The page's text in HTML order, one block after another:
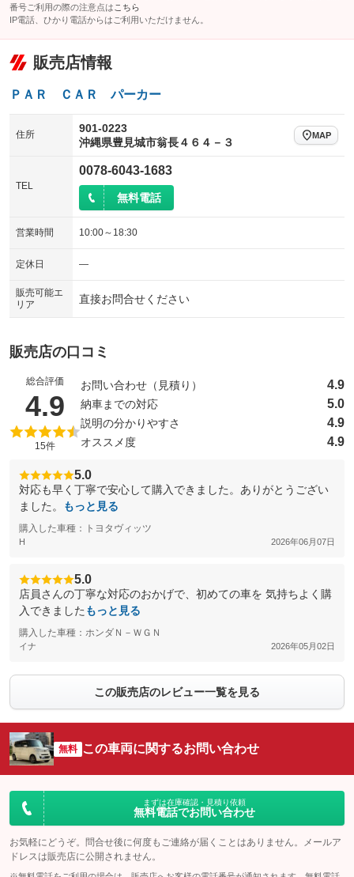
番号ご利用の際の注意点は こちら
IP電話、ひかり電話からはご利用いただけません。
販売店情報
ＰＡＲ ＣＡＲ パーカー
住所
901-0223
沖縄県豊見城市翁長４６４－３
MAP
TEL
0078-6043-1683
無料電話
営業時間 10:00～18:30
定休日 ―
販売可能エ
リア
直接お問合せください
販売店の口コミ
総合評価
4.9 （5点満点中）
15件
お問い合わせ（見積り） 4.9
納車までの対応 5.0
説明の分かりやすさ 4.9
オススメ度 4.9
5.0
対応も早く丁寧で安心して購入できました。ありがとうござい
ました。
もっと見る
購入した車種：トヨタヴィッツ
H 2026年06月07日
5.0
店員さんの丁寧な対応のおかげで、初めての車を 気持ちよく購
入できました もっと見る
購入した車種：ホンダＮ－ＷＧＮ
イナ 2026年05月02日
この販売店のレビュー一覧を見る
無料 この車両に関するお問い合わせ
まずは在庫確認・見積り依頼
無料電話でお問い合わせ
お気軽にどうぞ。問合せ後に何度もご連絡が届くことはありません。メールア
ドレスは販売店に公開されません。